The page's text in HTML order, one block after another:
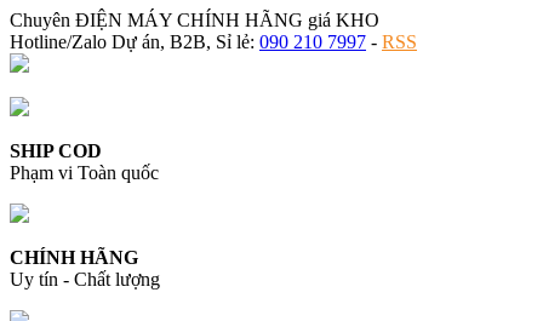
Chuyên ĐIỆN MÁY CHÍNH HÃNG giá KHO
Hotline/Zalo Dự án, B2B, Sỉ lẻ: 090 210 7997 - RSS
SHIP COD
Phạm vi Toàn quốc
CHÍNH HÃNG
Uy tín - Chất lượng